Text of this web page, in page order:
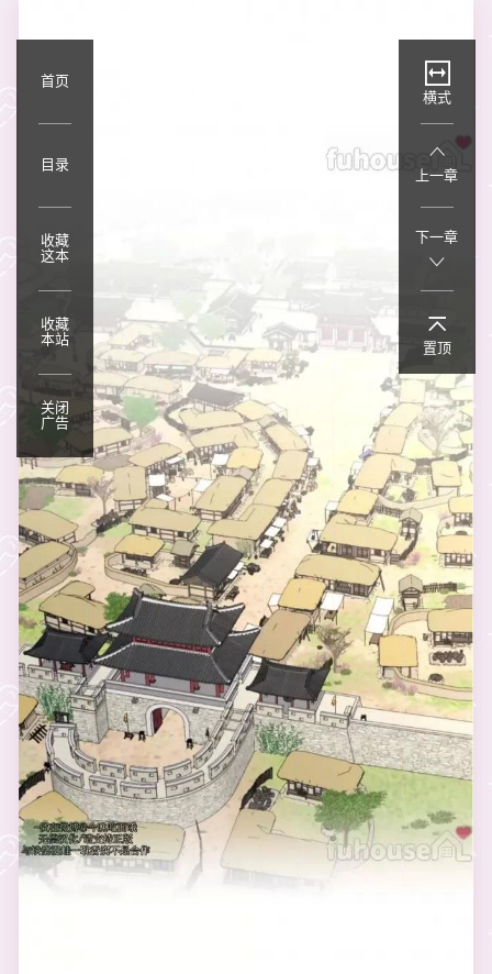
首页
目录
收藏
这本
收藏
本站
关闭
广告
横式
上一章
下一章
置顶